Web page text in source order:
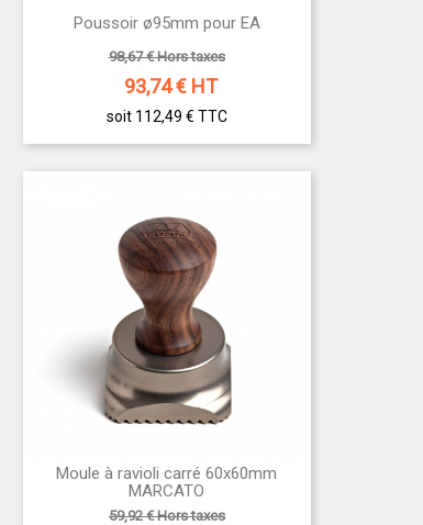
Aperçu rapide
Poussoir ø95mm pour EA
98,67 € Hors taxes
93,74€ HT
soit 112,49 € TTC
Aperçu rapide
Moule à ravioli carré 60x60mm
MARCATO
59,92 € Hors taxes